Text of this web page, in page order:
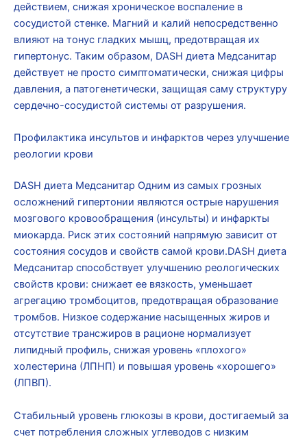
действием, снижая хроническое воспаление в
сосудистой стенке. Магний и калий непосредственно
влияют на тонус гладких мышц, предотвращая их
гипертонус. Таким образом, DASH диета Медсанитар
действует не просто симптоматически, снижая цифры
давления, а патогенетически, защищая саму структуру
сердечно-сосудистой системы от разрушения.
Профилактика инсультов и инфарктов через улучшение
реологии крови
DASH диета Медсанитар Одним из самых грозных
осложнений гипертонии являются острые нарушения
мозгового кровообращения (инсульты) и инфаркты
миокарда. Риск этих состояний напрямую зависит от
состояния сосудов и свойств самой крови.DASH диета
Медсанитар способствует улучшению реологических
свойств крови: снижает ее вязкость, уменьшает
агрегацию тромбоцитов, предотвращая образование
тромбов. Низкое содержание насыщенных жиров и
отсутствие трансжиров в рационе нормализует
липидный профиль, снижая уровень «плохого»
холестерина (ЛПНП) и повышая уровень «хорошего»
(ЛПВП).
Стабильный уровень глюкозы в крови, достигаемый за
счет потребления сложных углеводов с низким